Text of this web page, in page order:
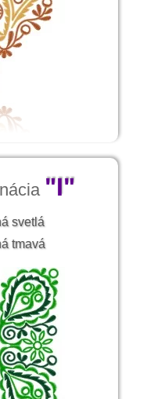
"I"
svetlá
tmavá